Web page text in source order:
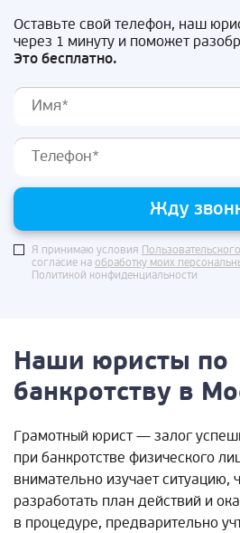
Оставьте свой телефон, наш
через 1 минуту и поможет
Это бесплатно.
Жду
Я принимаю условия
согласие на обработку моих
Политикой конфиденциальности
Наши юристы по
банкротству в
Грамотный юрист — залог
при банкротстве физического
внимательно изучает ситуацию,
разработать план действий и
в процедуре, предварительно